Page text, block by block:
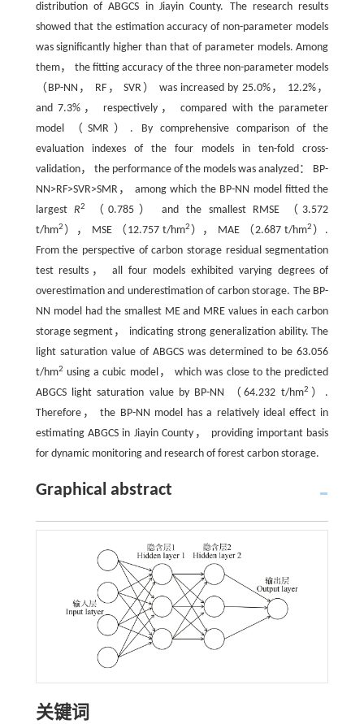
distribution of ABGCS in Jiayin County. The research results
showed that the estimation accuracy of non-parameter models
was significantly higher than that of parameter models. Among
them， the fitting accuracy of the three non-parameter models
（BP-NN， RF， SVR） was increased by 25.0%， 12.2%，
and 7.3%， respectively， compared with the parameter
model （SMR）. By comprehensive comparison of the
evaluation indexes of the four models in ten-fold cross-
validation， the performance of the models was analyzed： BP-
NN>RF>SVR>SMR， among which the BP-NN model fitted the
largestR2
（0.785） and the smallest RMSE （3.572
t/hm2 ）， MSE （12.757 t/hm2 ）， MAE （2.687 t/hm2 ）.
From the perspective of carbon storage residual segmentation
test results， all four models exhibited varying degrees of
overestimation and underestimation of carbon storage. The BP-
NN model had the smallest ME and MRE values in each carbon
storage segment， indicating strong generalization ability. The
light saturation value of ABGCS was determined to be 63.056
t/hm2 using a cubic model， which was close to the predicted
ABGCS light saturation value by BP-NN （64.232 t/hm2 ）.
Therefore， the BP-NN model has a relatively ideal effect in
estimating ABGCS in Jiayin County， providing important basis
for dynamic monitoring and research of forest carbon storage.
Graphical abstract
关键词